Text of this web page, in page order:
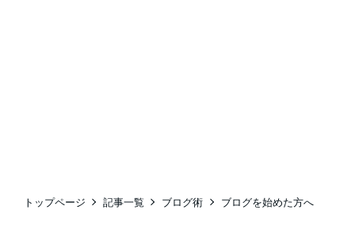
トップページ 記事一覧 ブログ術 ブログを始めた方へ